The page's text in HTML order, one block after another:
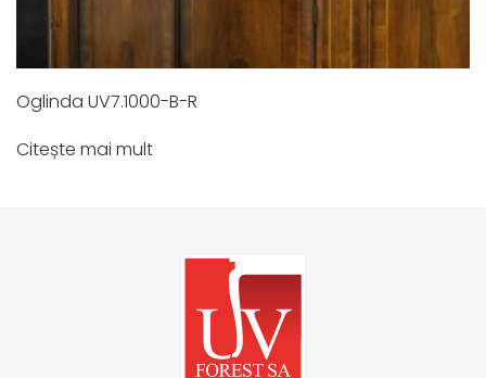
Oglinda UV7.1000-B-R
Citește mai mult